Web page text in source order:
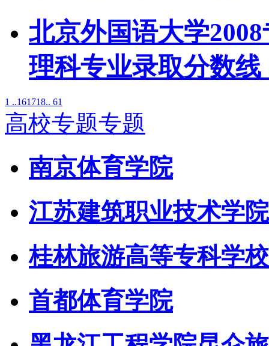
北京外国语大学
理科专业录取分数线
1 ..161718.. 61
高校专题专题
南京体育学院
江苏建筑职业技术学院
桂林旅游高等专科学校
首都体育学院